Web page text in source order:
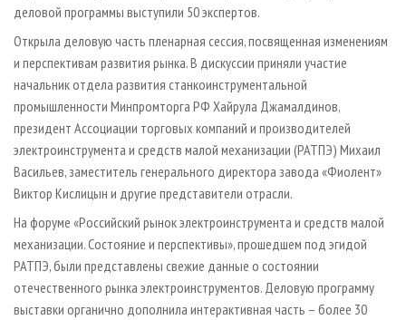
деловой программы выступили 50 экспертов.
Открыла деловую часть пленарная сессия, посвященная изменениям
и перспективам развития рынка. В дискуссии приняли участие
начальник отдела развития станкоинструментальной
промышленности Минпромторга РФ Хайрула Джамалдинов,
президент Ассоциации торговых компаний и производителей
электроинструмента и средств малой механизации (РАТПЭ) Михаил
Васильев, заместитель генерального директора завода «Фиолент»
Виктор Кислицын и другие представители отрасли.
На форуме «Российский рынок электроинструмента и средств малой
механизации. Состояние и перспективы», прошедшем под эгидой
РАТПЭ, были представлены свежие данные о состоянии
отечественного рынка электроинструментов. Деловую программу
выставки органично дополнила интерактивная часть – более 30